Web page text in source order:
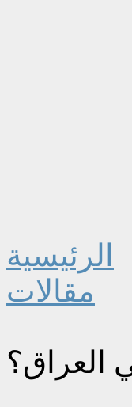
الرئيسية
مقالات
العراق؟